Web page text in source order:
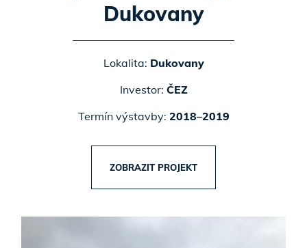
Dukovany
Lokalita: Dukovany
Investor: ČEZ
Termín výstavby: 2018–2019
ZOBRAZIT PROJEKT